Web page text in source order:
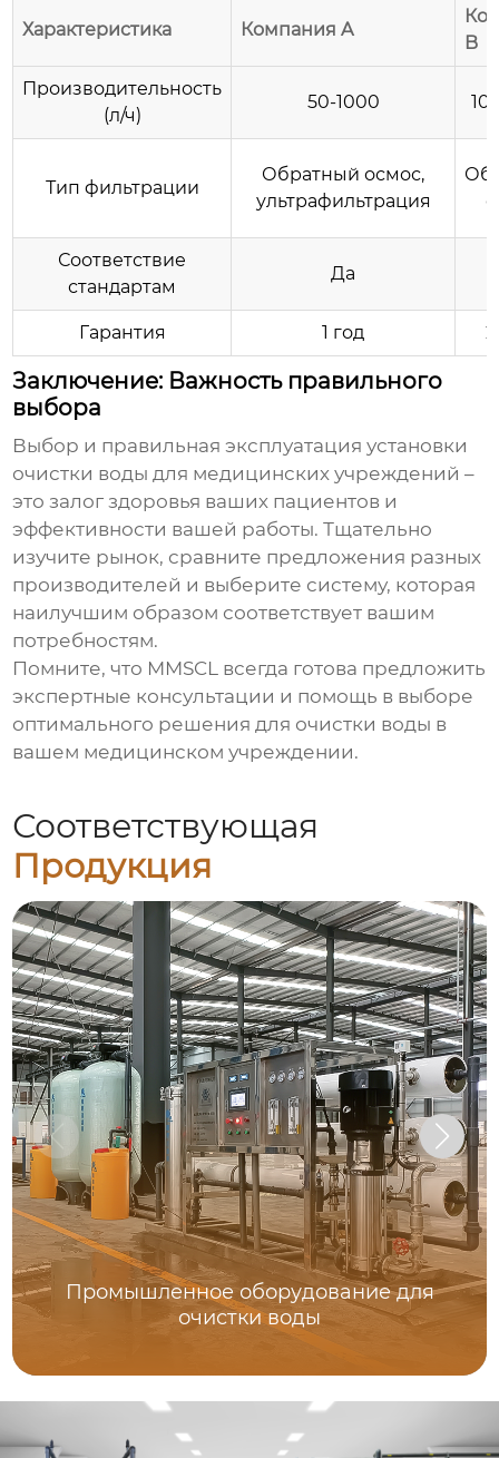
Характеристика Компания A
B
Производительность
(л/ч)
50-1000
Тип фильтрации
Обратный осмос,
ультрафильтрация
Соответствие
стандартам
Да
Гарантия 1 год
Заключение: Важность правильного
выбора
Выбор и правильная эксплуатацияустановки
очистки воды для медицинских учреждений –
это залог здоровья ваших пациентов и
эффективности вашей работы. Тщательно
изучите рынок, сравните предложения разных
производителей и выберите систему, которая
наилучшим образом соответствует вашим
потребностям.
Помните, что MMSCL всегда готова предложить
экспертные консультации и помощь в выборе
оптимального решения для очистки воды в
вашем медицинском учреждении.
Соответствующая
Продукция
Промышленное оборудование для
очистки воды